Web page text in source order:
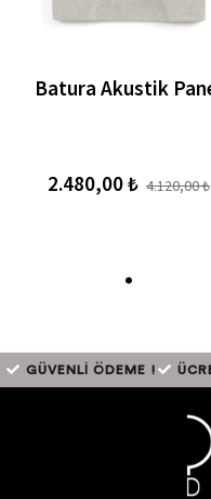
Batura Akustik
2.480,00 ₺ 4.120,00 ₺
.
GÜVENLİ ÖDEME !